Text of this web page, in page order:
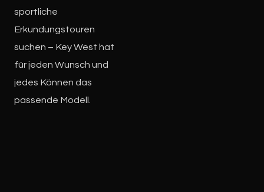
sportliche
Erkundungstouren
suchen – Key West hat
für jeden Wunsch und
jedes Können das
passende Modell.